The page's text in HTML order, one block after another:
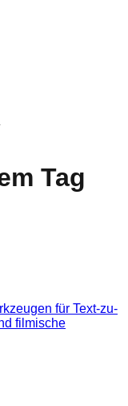
Tag
für Text-zu-
filmische